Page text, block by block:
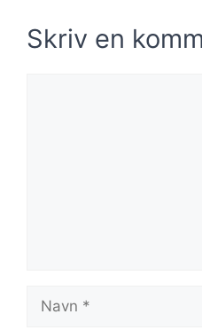
Skriv en